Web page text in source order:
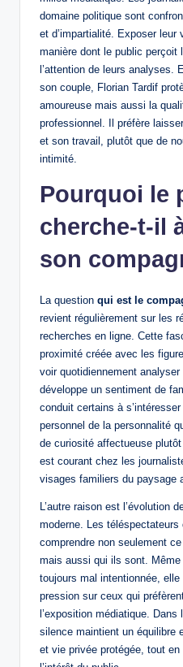
domaine politique sont
et d’impartialité. Exposer leur
manière dont le public perçoit
l’attention de leurs analyses.
son couple, Florian Tardif
amoureuse mais aussi la
professionnel. Il préfère
et son travail, plutôt que de
intimité.
Pourquoi le
cherche-t-il
son
La question qui est le
revient régulièrement sur les
recherches en ligne. Cette
proximité créée avec les
voir quotidiennement analyser
développe un sentiment de
conduit certains à
personnel de la personnalité
de curiosité affectueuse
est courant chez les
visages familiers du paysage
L’autre raison est l’évolution
moderne. Les
comprendre non seulement
mais aussi qui ils sont.
toujours mal intentionnée,
pression sur ceux qui
l’exposition médiatique.
silence maintient un équilibre
et vie privée protégée, tout